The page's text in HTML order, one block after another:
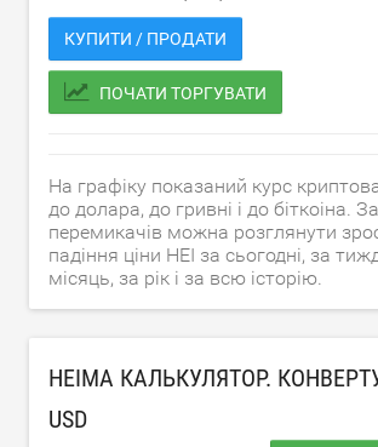
КУПИТИ / ПРОДАТИ
ПОЧАТИ ТОРГУВАТИ
На графіку показаний курс
до долара, до гривні і до біткоіна.
перемикачів можна розглянути
падіння ціни HEI за сьогодні, за
місяць, за рік і за всю історію.
HEIMA КАЛЬКУЛЯТОР.
USD